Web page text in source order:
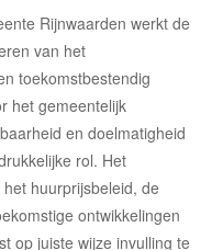
Rijnwaarden werkt de
van het
toekomstbestendig
het gemeentelijk
en doelmatigheid
rol. Het
huurprijsbeleid, de
ontwikkelingen
op juiste wijze invulling te